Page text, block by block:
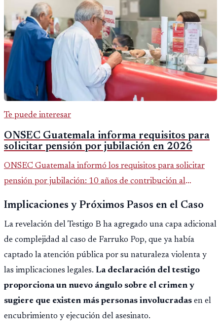
Te puede interesar
ONSEC Guatemala informa requisitos para
solicitar pensión por jubilación en 2026
ONSEC Guatemala informó los requisitos para solicitar
pensión por jubilación: 10 años de contribución al
importar edad.
Implicaciones y Próximos Pasos en el Caso
La revelación del Testigo B ha agregado una capa adicional
de complejidad al caso de Farruko Pop, que ya había
captado la atención pública por su naturaleza violenta y
las implicaciones legales. La declaración del testigo
proporciona un nuevo ángulo sobre el crimen y
sugiere que existen más personas involucradas en el
encubrimiento y ejecución del asesinato.